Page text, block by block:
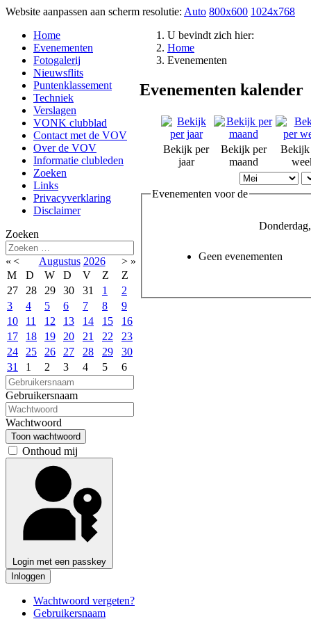
Website aanpassen aan scherm resolutie: Auto 800x600 1024x768
Home
Evenementen
Fotogalerij
Nieuwsflits
Puntenklassement
Techniek
Verslagen
VONK clubblad
Contact met de VOV
Over de VOV
Informatie clubleden
Zoeken
Links
Privacyverklaring
Disclaimer
Zoeken
« < Augustus 2026 > »
M
D W D V Z
Z
27
28 29 30 31 1
2
3
4 5 6 7 8
9
10
11 12 13 14 15
16
17
18 19 20 21 22
23
24
25 26 27 28 29
30
31
1 2 3 4 5 6
Gebruikersnaam
Wachtwoord
Toon wachtwoord
Onthoud mij
Login met een passkey
Inloggen
Wachtwoord vergeten?
Gebruikersnaam
U bevindt zich hier:
Home
Evenementen
Evenementen kalender
Bekijk per
jaar
Bekijk per
maand
Bekijk
Evenementen voor de
Geen evenementen